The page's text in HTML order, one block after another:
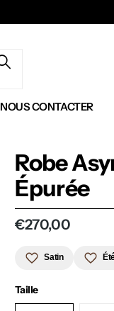
NOUS CONTACTER
Robe
Épurée
€270,00
Satin
Taille